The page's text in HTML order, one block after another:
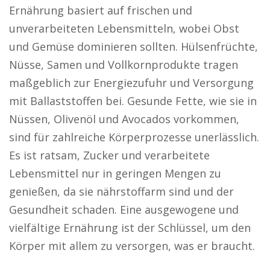
Ernährung basiert auf frischen und
unverarbeiteten Lebensmitteln, wobei Obst
und Gemüse dominieren sollten. Hülsenfrüchte,
Nüsse, Samen und Vollkornprodukte tragen
maßgeblich zur Energiezufuhr und Versorgung
mit Ballaststoffen bei. Gesunde Fette, wie sie in
Nüssen, Olivenöl und Avocados vorkommen,
sind für zahlreiche Körperprozesse unerlässlich.
Es ist ratsam, Zucker und verarbeitete
Lebensmittel nur in geringen Mengen zu
genießen, da sie nährstoffarm sind und der
Gesundheit schaden. Eine ausgewogene und
vielfältige Ernährung ist der Schlüssel, um den
Körper mit allem zu versorgen, was er braucht.